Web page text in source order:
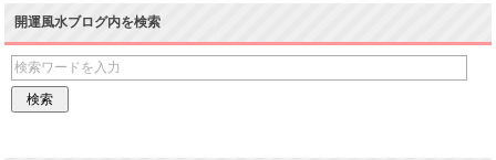
開運風水ブログ内を検索